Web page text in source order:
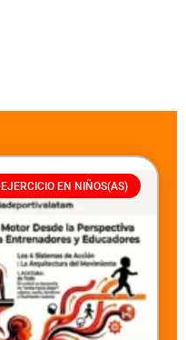
EJERCICIO EN NIÑOS(AS)